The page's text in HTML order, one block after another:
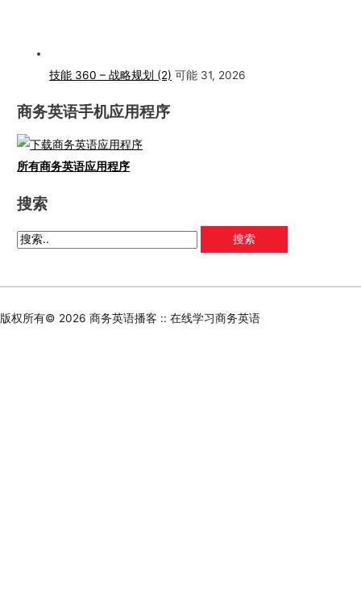
技能 360 – 战略规划 (2) 可能 31, 2026
商务英语手机应用程序
所有商务英语应用程序
搜索
版权所有© 2026 商务英语播客 :: 在线学习商务英语